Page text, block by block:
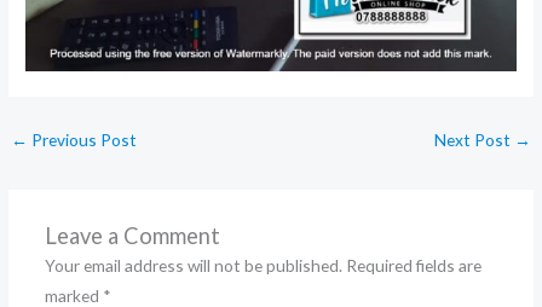
← Previous Post Next Post →
Leave a Comment
Your email address will not be published. Required fields are
marked *